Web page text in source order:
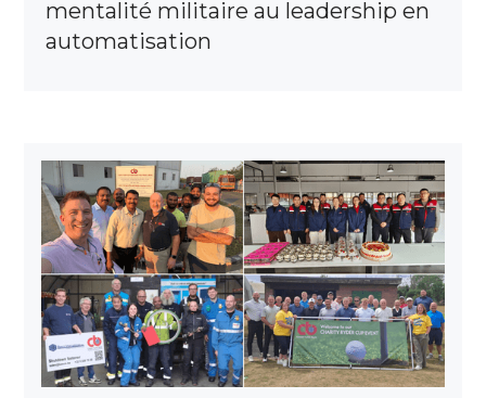
mentalité militaire au leadership en
automatisation